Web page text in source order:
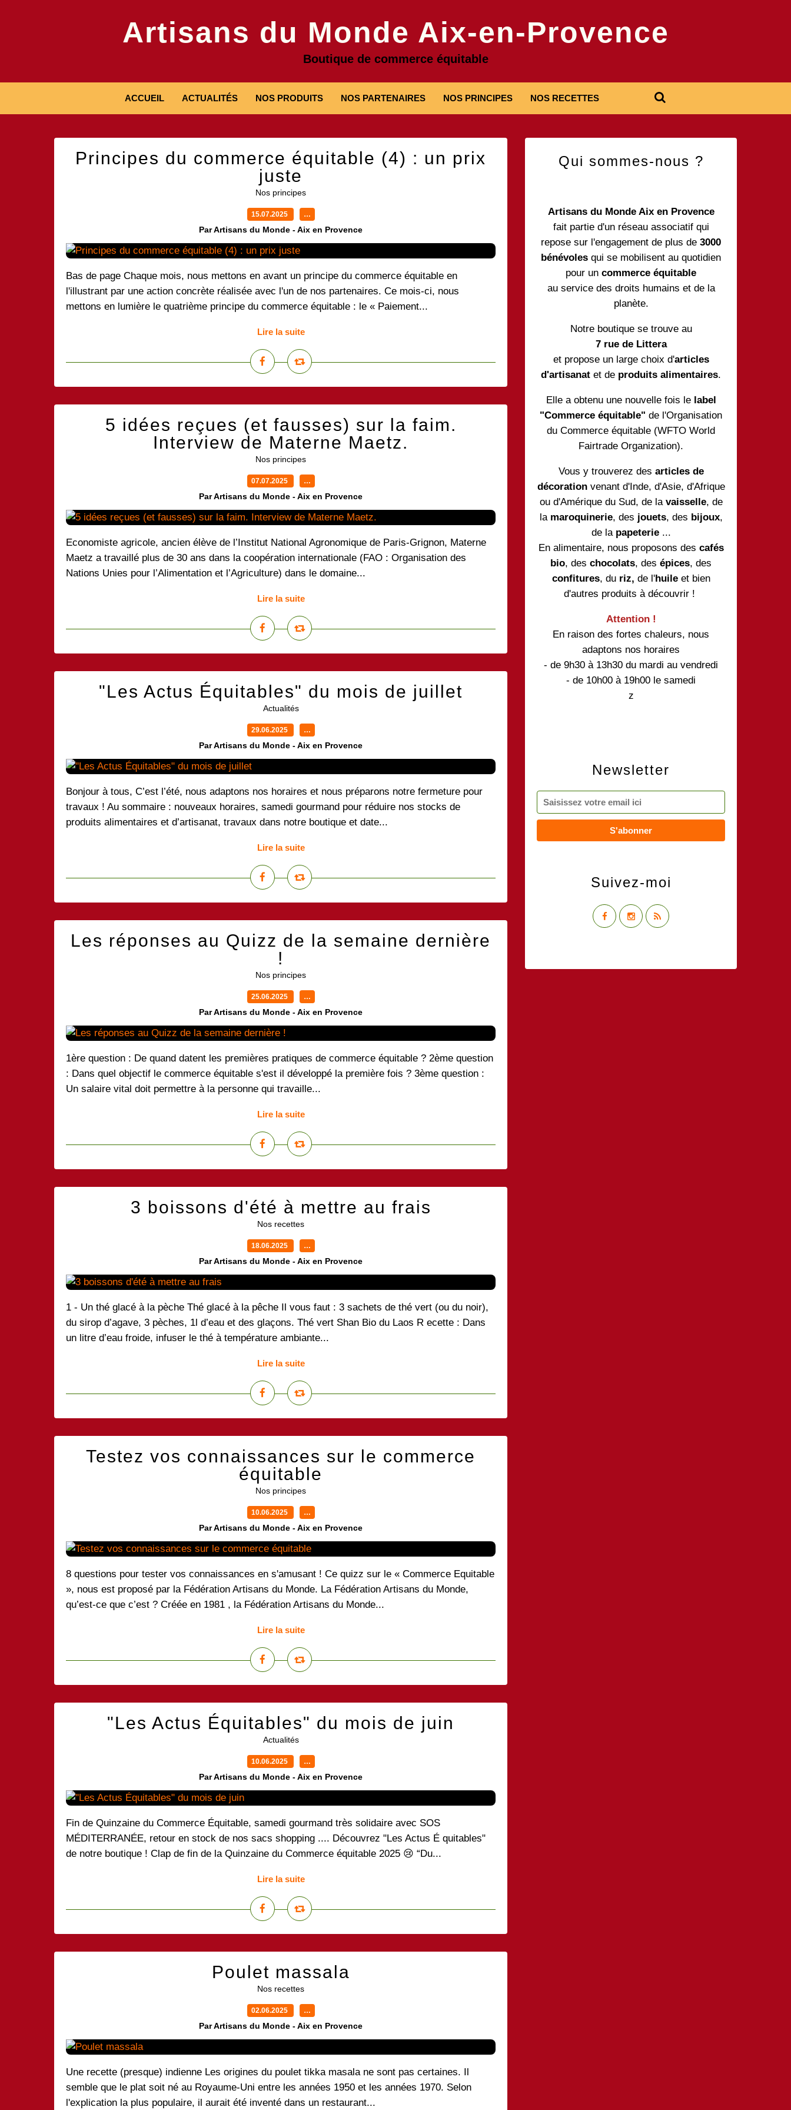
Artisans du Monde Aix-en-Provence
Boutique de commerce équitable
ACCUEIL ACTUALITÉS NOS PRODUITS NOS PARTENAIRES NOS PRINCIPES NOS RECETTES
Principes du commerce équitable (4) : un prix
juste
Nos principes
15.07.2025 …
Par Artisans du Monde - Aix en Provence
Bas de page Chaque mois, nous mettons en avant un principe du commerce équitable en
l'illustrant par une action concrète réalisée avec l'un de nos partenaires. Ce mois-ci, nous
mettons en lumière le quatrième principe du commerce équitable : le « Paiement...
Lire la suite
5 idées reçues (et fausses) sur la faim.
Interview de Materne Maetz.
Nos principes
07.07.2025 …
Par Artisans du Monde - Aix en Provence
Economiste agricole, ancien élève de l’Institut National Agronomique de Paris-Grignon, Materne
Maetz a travaillé plus de 30 ans dans la coopération internationale (FAO : Organisation des
Nations Unies pour l’Alimentation et l’Agriculture) dans le domaine...
Lire la suite
"Les Actus Équitables" du mois de juillet
Actualités
29.06.2025 …
Par Artisans du Monde - Aix en Provence
Bonjour à tous, C’est l’été, nous adaptons nos horaires et nous préparons notre fermeture pour
travaux ! Au sommaire : nouveaux horaires, samedi gourmand pour réduire nos stocks de
produits alimentaires et d’artisanat, travaux dans notre boutique et date...
Lire la suite
Les réponses au Quizz de la semaine dernière
!
Nos principes
25.06.2025 …
Par Artisans du Monde - Aix en Provence
1ère question : De quand datent les premières pratiques de commerce équitable ? 2ème question
: Dans quel objectif le commerce équitable s'est il développé la première fois ? 3ème question :
Un salaire vital doit permettre à la personne qui travaille...
Lire la suite
3 boissons d'été à mettre au frais
Nos recettes
18.06.2025 …
Par Artisans du Monde - Aix en Provence
1 - Un thé glacé à la pèche Thé glacé à la pêche Il vous faut : 3 sachets de thé vert (ou du noir),
du sirop d’agave, 3 pèches, 1l d’eau et des glaçons. Thé vert Shan Bio du Laos R ecette : Dans
un litre d’eau froide, infuser le thé à température ambiante...
Lire la suite
Testez vos connaissances sur le commerce
équitable
Nos principes
10.06.2025 …
Par Artisans du Monde - Aix en Provence
8 questions pour tester vos connaissances en s'amusant ! Ce quizz sur le « Commerce Equitable
», nous est proposé par la Fédération Artisans du Monde. La Fédération Artisans du Monde,
qu’est-ce que c’est ? Créée en 1981 , la Fédération Artisans du Monde...
Lire la suite
"Les Actus Équitables" du mois de juin
Actualités
10.06.2025 …
Par Artisans du Monde - Aix en Provence
Fin de Quinzaine du Commerce Équitable, samedi gourmand très solidaire avec SOS
MÉDITERRANÉE, retour en stock de nos sacs shopping .... Découvrez "Les Actus É quitables"
de notre boutique ! Clap de fin de la Quinzaine du Commerce équitable 2025 😢 “Du...
Lire la suite
Poulet massala
Nos recettes
02.06.2025 …
Par Artisans du Monde - Aix en Provence
Une recette (presque) indienne Les origines du poulet tikka masala ne sont pas certaines. Il
semble que le plat soit né au Royaume-Uni entre les années 1950 et les années 1970. Selon
l'explication la plus populaire, il aurait été inventé dans un restaurant...
Newsletter
Suivez-moi
Qui sommes-nous ?
Artisans du Monde Aix en Provence
fait partie d'un réseau associatif qui
repose sur l'engagement de plus de 3000
bénévoles qui se mobilisent au quotidien
pour un commerce équitable
au service des droits humains et de la
planète.
Notre boutique se trouve au
7 rue de Littera
et propose un large choix d'articles
d'artisanat et de produits alimentaires.
Elle a obtenu une nouvelle fois lelabel
"Commerce équitable" de l'Organisation
du Commerce équitable (WFTO World
Fairtrade Organization).
Vous y trouverez des articles de
décorationvenant d'Inde, d'Asie, d'Afrique
ou d'Amérique du Sud, de la vaisselle, de
la maroquinerie, des jouets, des bijoux,
de la papeterie...
En alimentaire, nous proposons des cafés
bio, des chocolats, des épices, des
confitures, duriz, de l'huileet bien
d'autres produits à découvrir !
Attention !
En raison des fortes chaleurs, nous
adaptons nos horaires
- de 9h30 à 13h30 du mardi au vendredi
- de 10h00 à 19h00 le samedi
z